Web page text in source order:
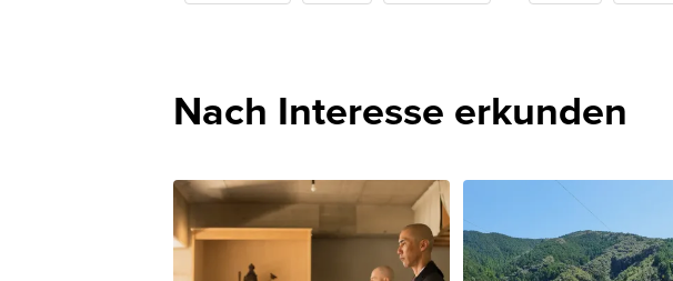
Nach Interesse erkunden